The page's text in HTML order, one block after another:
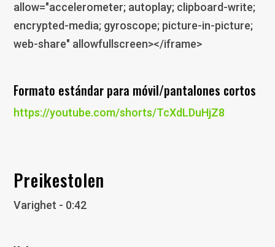
allow="accelerometer; autoplay; clipboard-write;
encrypted-media; gyroscope; picture-in-picture;
web-share" allowfullscreen></iframe>
Formato estándar para móvil/pantalones cortos
https://youtube.com/shorts/TcXdLDuHjZ8
Preikestolen
Varighet - 0:42